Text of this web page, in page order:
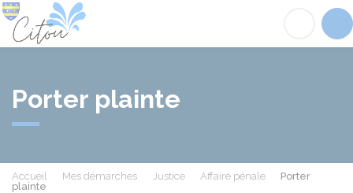
Porter plainte
Accueil Mes démarches Justice Affaire pénale
Porter
plainte